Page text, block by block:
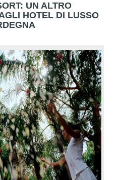
UN ALTRO
HOTEL DI LUSSO